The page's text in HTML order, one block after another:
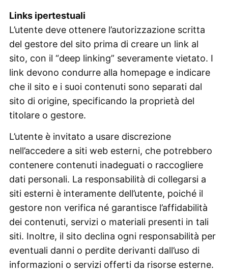
Links ipertestuali
L’utente deve ottenere l’autorizzazione scritta
del gestore del sito prima di creare un link al
sito, con il “deep linking” severamente vietato. I
link devono condurre alla homepage e indicare
che il sito e i suoi contenuti sono separati dal
sito di origine, specificando la proprietà del
titolare o gestore.
L’utente è invitato a usare discrezione
nell’accedere a siti web esterni, che potrebbero
contenere contenuti inadeguati o raccogliere
dati personali. La responsabilità di collegarsi a
siti esterni è interamente dell’utente, poiché il
gestore non verifica né garantisce l’affidabilità
dei contenuti, servizi o materiali presenti in tali
siti. Inoltre, il sito declina ogni responsabilità per
eventuali danni o perdite derivanti dall’uso di
informazioni o servizi offerti da risorse esterne.